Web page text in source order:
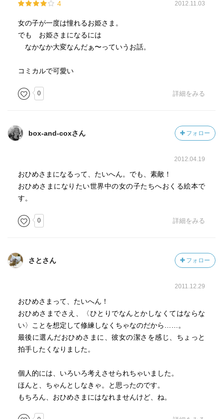
4 2012.11.03
女の子が一度は憧れるお姫さま。
でも お姫さまになるには
なかなか大変なんだぁ〜っていうお話。
コミカルで可愛い
0 詳細をみる
box-and-coxさん フォロー
2012.04.19
おひめさまになるって、たいへん。でも、素敵！
おひめさまになりたい世界中の女の子たちへおくる絵本で
す。
0 詳細をみる
さとさん フォロー
2011.12.29
おひめさまって、たいへん！
おひめさまでさえ、〈ひとりでなんとかしなくてはならな
い〉ことを想定して修練しなくちゃなのだから……。
最後に選んだおひめさまに、彼女の潔さを感じ、ちょっと
拍手したくなりました。
個人的には、いろいろ考えさせられちゃいました。
ほんと、ちゃんとしなきゃ。と思ったのです。
もちろん、おひめさまにはなれませんけど、ね。